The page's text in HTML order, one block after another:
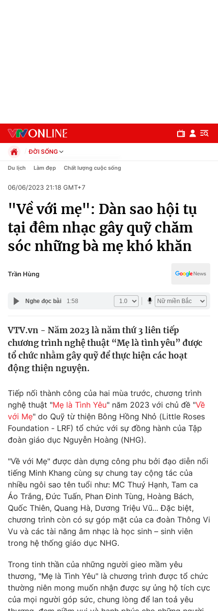
Chuyên mục
Chính trị
Xã hội
Pháp luật
Y tế
Thế giới
Tin tức
Thế giới đó đây
Câu chuyện quốc tế
Kinh tế
Thị trường
Góc doanh nghiệp
Dữ liệu và đời sống
Truyền hình
Phim VTV
Hậu trường
Nhân vật
Khán giả
Giải sao mai
Giải trí
Điện ảnh
Âm nhạc
Sao
Đời sống
Du lịch
Làm đẹp
Chất lượng cuộc sống
Giáo dục
Tuyển sinh
Học trực tuyến
Công nghệ
Sản phẩm
Thị trường
Giao lưu trực tuyến
Lịch phát sóng
ĐỜI SỐNG
Chính trị
Pháp luật
Kinh tế
Thể thao
Truyền hình
Văn hóa - Giải trí
Công nghệ
Du lịch Làm đẹp Chất lượng cuộc sống
06/06/2023 21:18 GMT+7
"Về với mẹ": Dàn sao hội tụ
tại đêm nhạc gây quỹ chăm
sóc những bà mẹ khó khăn
Trần Hùng
Nghe đọc bài 1:58
VTV.vn - Năm 2023 là năm thứ 3 liên tiếp
chương trình nghệ thuật “Mẹ là tình yêu” được
tổ chức nhằm gây quỹ để thực hiện các hoạt
động thiện nguyện.
Tiếp nối thành công của hai mùa trước, chương trình
nghệ thuật "Mẹ là Tình Yêu" năm 2023 với chủ đề "Về
với Mẹ" do Quỹ từ thiện Bông Hồng Nhỏ (Little Roses
Foundation - LRF) tổ chức với sự đồng hành của Tập
đoàn giáo dục Nguyễn Hoàng (NHG).
"Về với Mẹ" được dàn dựng công phu bởi đạo diễn nổi
tiếng Minh Khang cùng sự chung tay cộng tác của
nhiều ngôi sao tên tuổi như: MC Thuý Hạnh, Tam ca
Áo Trắng, Đức Tuấn, Phan Đinh Tùng, Hoàng Bách,
Quốc Thiên, Quang Hà, Dương Triệu Vũ... Đặc biệt,
chương trình còn có sự góp mặt của ca đoàn Thông Vi
Vu và các tài năng âm nhạc là học sinh – sinh viên
trong hệ thống giáo dục NHG.
Trong tinh thần của những người gieo mầm yêu
thương, "Mẹ là Tình Yêu" là chương trình được tổ chức
thường niên mong muốn nhận được sự ủng hộ tích cực
của mọi người góp sức, chung lòng để lan toả yêu